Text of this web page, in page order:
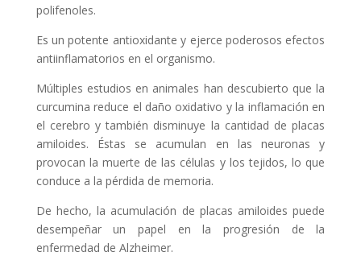
polifenoles.
Es un potente antioxidante y ejerce poderosos efectos
antiinflamatorios en el organismo.
Múltiples estudios en animales han descubierto que la
curcumina reduce el daño oxidativo y la inflamación en
el cerebro y también disminuye la cantidad de placas
amiloides. Éstas se acumulan en las neuronas y
provocan la muerte de las células y los tejidos, lo que
conduce a la pérdida de memoria.
De hecho, la acumulación de placas amiloides puede
desempeñar un papel en la progresión de la
enfermedad de Alzheimer.